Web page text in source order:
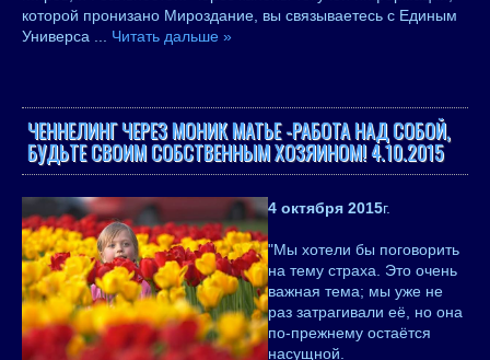
которой пронизано Мироздание, вы связываетесь с Единым
Универса
Читать дальше »
ЧЕННЕЛИНГ ЧЕРЕЗ МОНИК МАТЬЕ -РАБОТА НАД СОБОЙ,
БУДЬТЕ СВОИМ СОБСТВЕННЫМ ХОЗЯИНОМ! 4.10.2015
4 октября 2015г.
"Мы хотели бы поговорить
на тему страха. Это очень
важная тема; мы уже не
раз затрагивали её, но она
по-прежнему остаётся
насущной.